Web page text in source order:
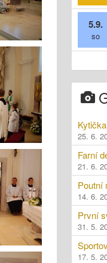
5.9.
so
25. 6.
Farní
21. 6.
Poutní
14. 6.
První
31. 5.
17. 5.